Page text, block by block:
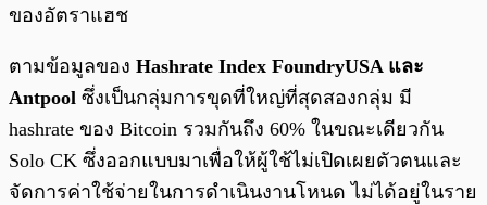
ของอัตราแฮช
ตามข้อมูลของ Hashrate Index FoundryUSA และ
Antpool ซึ่งเป็นกลุ่มการขุดที่ใหญ่ที่สุดสองกลุ่ม มี
hashrate ของ Bitcoin รวมกันถึง 60% ในขณะเดียวกัน
Solo CK ซึ่งออกแบบมาเพื่อให้ผู้ใช้ไม่เปิดเผยตัวตนและ
จัดการค่าใช้จ่ายในการดำเนินงานโหนด ไม่ได้อยู่ในราย